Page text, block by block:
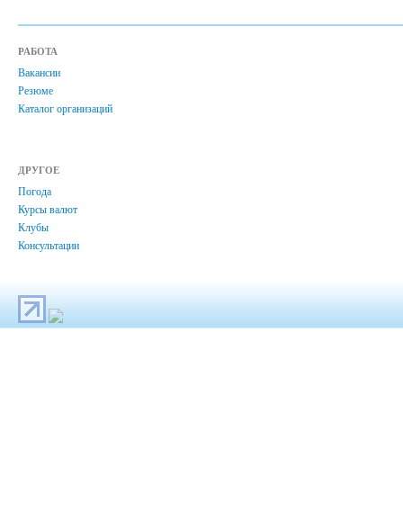
РАБОТА
Вакансии
Резюме
Каталог организаций
ДРУГОЕ
Погода
Курсы валют
Клубы
Консультации